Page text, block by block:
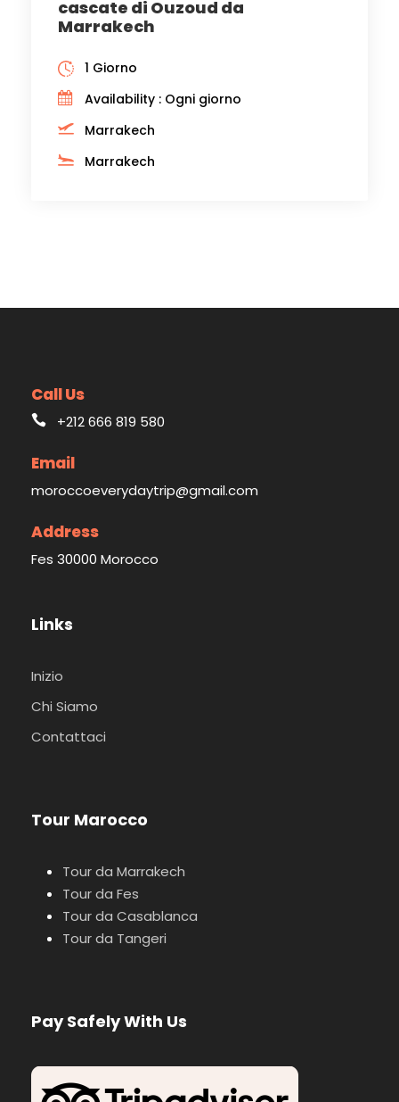
cascate di Ouzoud da
Marrakech
1 Giorno
Availability : Ogni giorno
Marrakech
Marrakech
Call Us
+212 666 819 580
Email
moroccoeverydaytrip@gmail.com
Address
Fes 30000 Morocco
Links
Inizio
Chi Siamo
Contattaci
Tour Marocco
Tour da Marrakech
Tour da Fes
Tour da Casablanca
Tour da Tangeri
Pay Safely With Us